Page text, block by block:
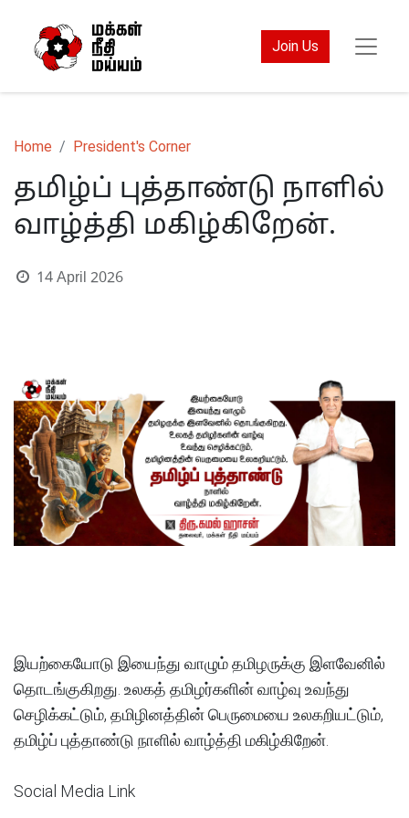
Join Us
Home President's Corner
தமிழ்ப் புத்தாண்டு நாளில்
வாழ்த்தி மகிழ்கிறேன்.
14 April 2026
இயற்கையோடு இயைந்து வாழும் தமிழருக்கு இளவேனில்
தொடங்குகிறது. உலகத் தமிழர்களின் வாழ்வு உவந்து
செழிக்கட்டும், தமிழினத்தின் பெருமையை உலகறியட்டும்,
தமிழ்ப் புத்தாண்டு நாளில் வாழ்த்தி மகிழ்கிறேன்.
Social Media Link